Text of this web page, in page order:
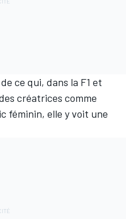
ce qui, dans la F1 et
créatrices comme
féminin, elle y voit une